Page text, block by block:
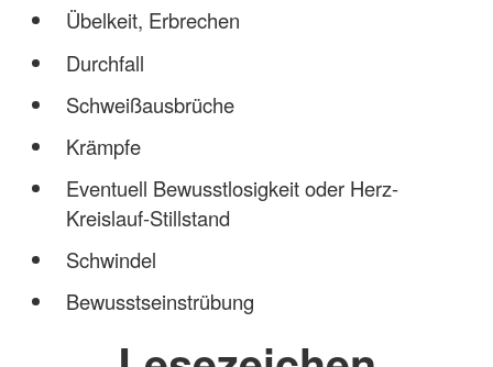
Übelkeit, Erbrechen
Durchfall
Schweißausbrüche
Krämpfe
Eventuell Bewusstlosigkeit oder Herz-
Kreislauf-Stillstand
Schwindel
Bewusstseinstrübung